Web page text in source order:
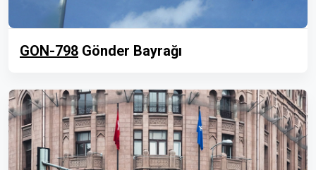
GON-798 Gönder Bayrağı